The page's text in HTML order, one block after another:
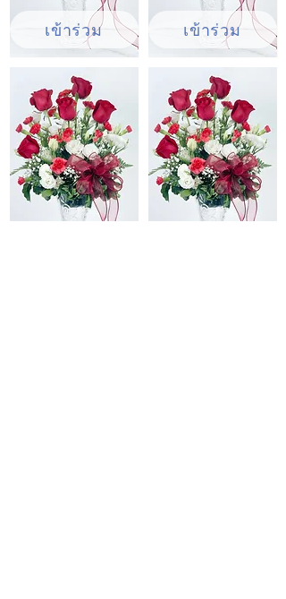
เข้าร่วม เข้าร่วม